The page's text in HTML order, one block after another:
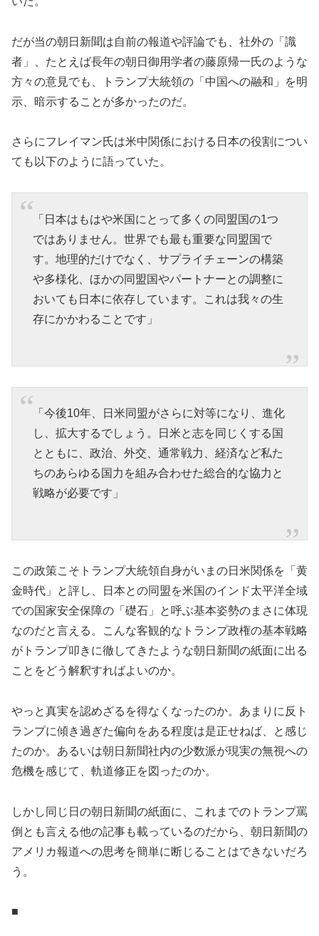
だが当の朝日新聞は自前の報道や評論でも、社外の「識
者」、たとえば長年の朝日御用学者の藤原帰一氏のような
方々の意見でも、トランプ大統領の「中国への融和」を明
示、暗示することが多かったのだ。
さらにフレイマン氏は米中関係における日本の役割につい
ても以下のように語っていた。
「日本はもはや米国にとって多くの同盟国の1つ
ではありません。世界でも最も重要な同盟国で
す。地理的だけでなく、サプライチェーンの構築
や多様化、ほかの同盟国やパートナーとの調整に
おいても日本に依存しています。これは我々の生
存にかかわることです」
「今後10年、日米同盟がさらに対等になり、進化
し、拡大するでしょう。日米と志を同じくする国
とともに、政治、外交、通常戦力、経済など私た
ちのあらゆる国力を組み合わせた総合的な協力と
戦略が必要です」
この政策こそトランプ大統領自身がいまの日米関係を「黄
金時代」と評し、日本との同盟を米国のインド太平洋全域
での国家安全保障の「礎石」と呼ぶ基本姿勢のまさに体現
なのだと言える。こんな客観的なトランプ政権の基本戦略
がトランプ叩きに徹してきたような朝日新聞の紙面に出る
ことをどう解釈すればよいのか。
やっと真実を認めざるを得なくなったのか。あまりに反ト
ランプに傾き過ぎた偏向をある程度は是正せねば、と感じ
たのか。あるいは朝日新聞社内の少数派が現実の無視への
危機を感じて、軌道修正を図ったのか。
しかし同じ日の朝日新聞の紙面に、これまでのトランプ罵
倒とも言える他の記事も載っているのだから、朝日新聞の
アメリカ報道への思考を簡単に断じることはできないだろ
う。
■